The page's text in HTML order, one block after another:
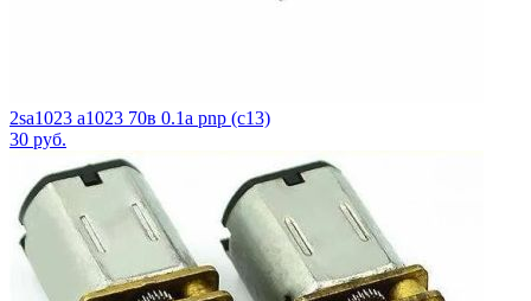
2sa1023 a1023 70в 0.1а pnp (c13)
30 руб.